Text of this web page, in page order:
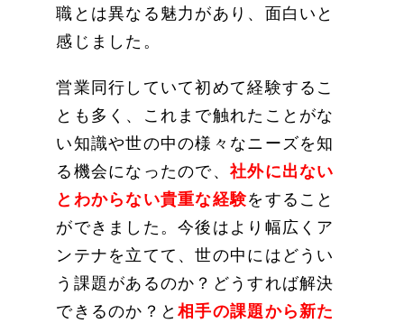
職とは異なる魅力があり、面白いと
感じました。
営業同行していて初めて経験するこ
とも多く、これまで触れたことがな
い知識や世の中の様々なニーズを知
る機会になったので、社外に出ない
とわからない貴重な経験をすること
ができました。今後はより幅広くア
ンテナを立てて、世の中にはどうい
う課題があるのか？どうすれば解決
できるのか？と相手の課題から新た